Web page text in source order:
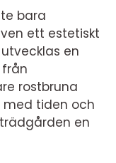
bara
ett estetiskt
en
rostbruna
med tiden och
en